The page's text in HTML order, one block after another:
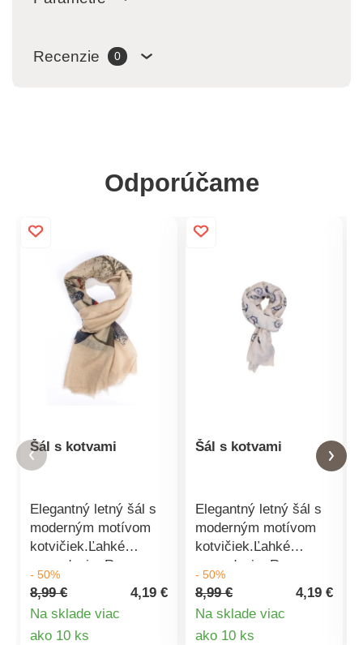
Recenzie 0
Odporúčame
Šál s kotvami
Elegantný letný šál s
moderným motívom
kotvičiek.Ľahké
prevedenie. Rozmer:
70x180cm Materiál:
35% viskóza, 65%
polyester
- 50%
8,99 €
4,19 €
Na sklade viac
ako 10 ks
Šál s kotvami
Elegantný letný šál s
moderným motívom
kotvičiek.Ľahké
prevedenie. Rozmer:
70x180cm Materiál:
35% viskóza, 65%
polyester
- 50%
8,99 €
4,19 €
Na sklade viac
ako 10 ks